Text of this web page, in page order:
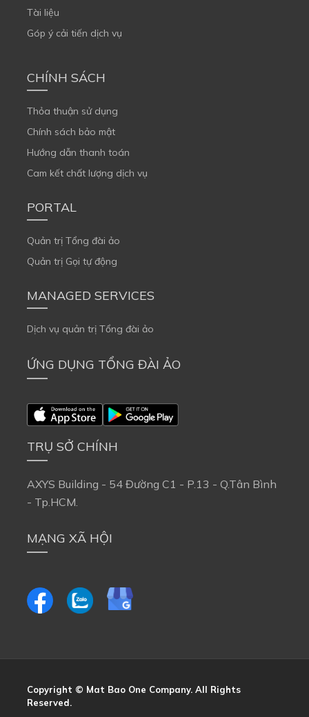
Tài liệu
Góp ý cải tiến dịch vụ
CHÍNH SÁCH
Thỏa thuận sử dụng
Chính sách bảo mật
Hướng dẫn thanh toán
Cam kết chất lượng dịch vụ
PORTAL
Quản trị Tổng đài ảo
Quản trị Gọi tự động
MANAGED SERVICES
Dịch vụ quản trị Tổng đài ảo
ỨNG DỤNG TỔNG ĐÀI ẢO
TRỤ SỞ CHÍNH
AXYS Building - 54 Đường C1 - P.13 - Q.Tân Bình
- Tp.HCM.
MẠNG XÃ HỘI
Copyright © Mat Bao One Company. All Rights
Reserved.